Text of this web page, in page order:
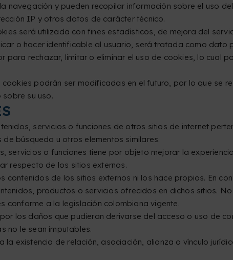
navegación y pueden recopilar información sobre el uso
IP y otros datos de carácter técnico.
será utilizada con fines estadísticos, de mejora del
o hacer identificable al usuario, será tratada como dato
para rechazar, limitar o eliminar el uso de cookies, lo cual
podrán ser modificadas en el futuro, por lo que se
su uso.
servicios o funciones de otros sitios de internet
búsqueda u otros elementos similares.
servicios o funciones tiene por objeto mejorar la
respecto de los sitios externos.
contenidos de los sitios externos ni los hace propios. En
productos o servicios ofrecidos en dichos sitios.
conforme a la legislación colombiana vigente.
los daños que pudieran derivarse del acceso o uso de
no le sean imputables.
la existencia de relación, asociación, alianza o vínculo